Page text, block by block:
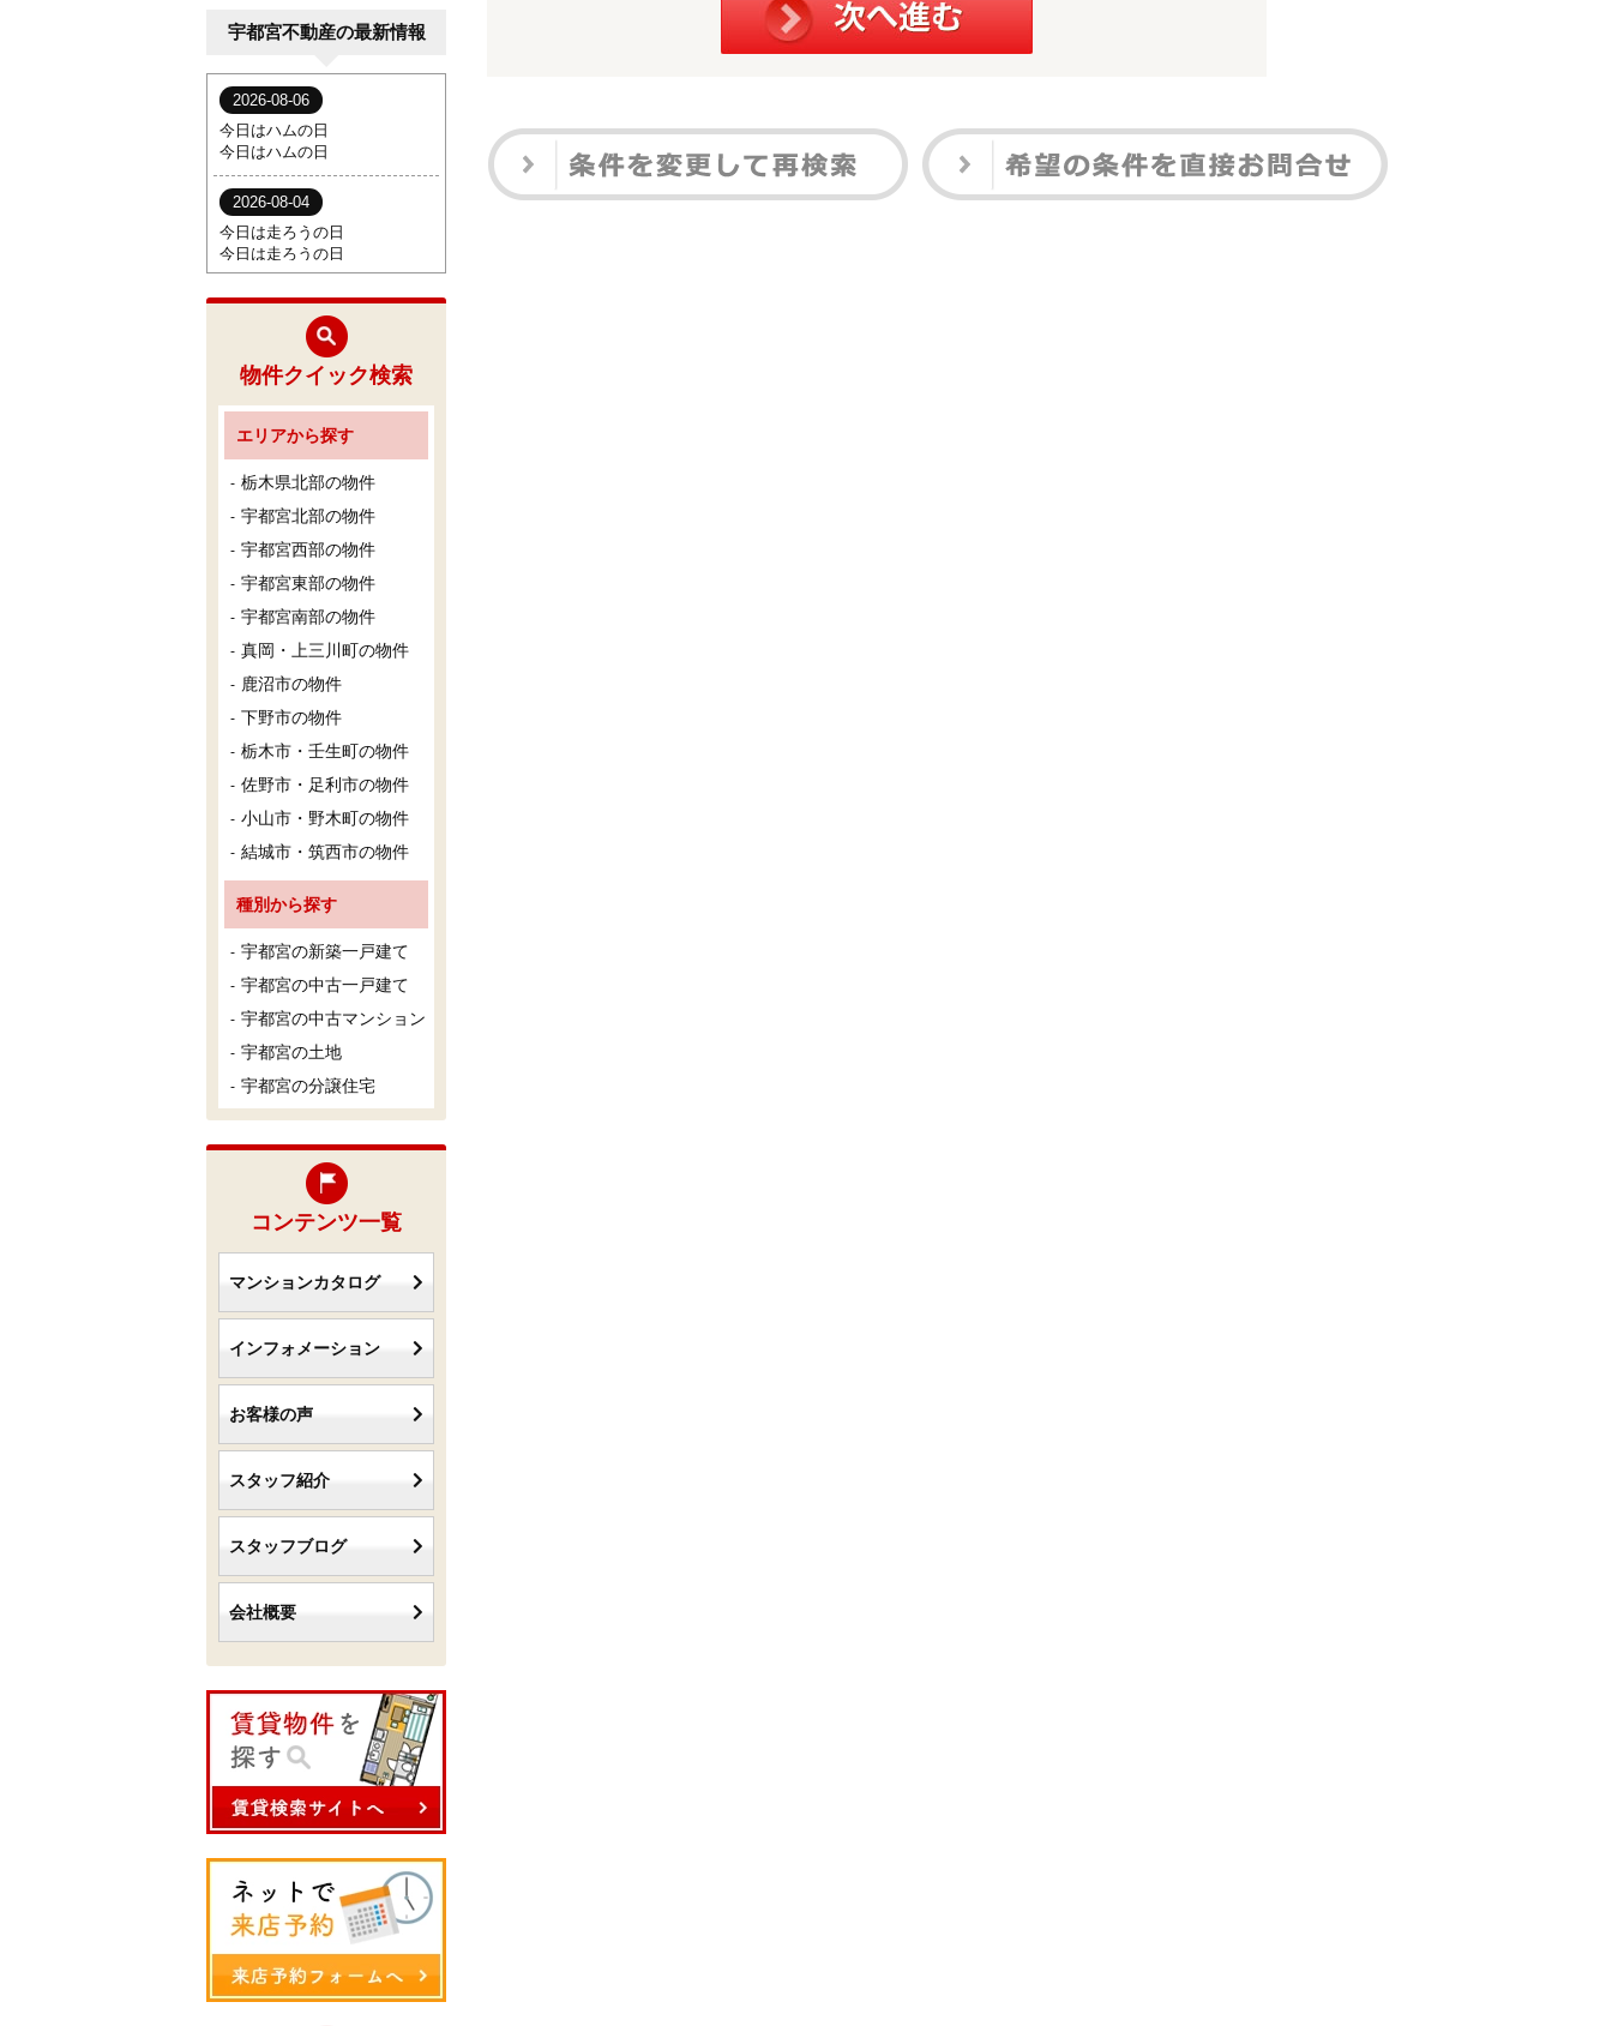
宇都宮不動産の最新情報
物件クイック検索
エリアから探す
栃木県北部の物件
宇都宮北部の物件
宇都宮西部の物件
宇都宮東部の物件
宇都宮南部の物件
真岡・上三川町の物件
鹿沼市の物件
下野市の物件
栃木市・壬生町の物件
佐野市・足利市の物件
小山市・野木町の物件
結城市・筑西市の物件
種別から探す
宇都宮の新築一戸建て
宇都宮の中古一戸建て
宇都宮の中古マンション
宇都宮の土地
宇都宮の分譲住宅
コンテンツ一覧
マンションカタログ
インフォメーション
お客様の声
スタッフ紹介
スタッフブログ
会社概要